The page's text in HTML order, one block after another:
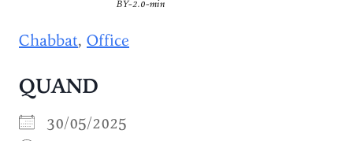
BY-2.0-min
Chabbat, Office
QUAND
30/05/2025